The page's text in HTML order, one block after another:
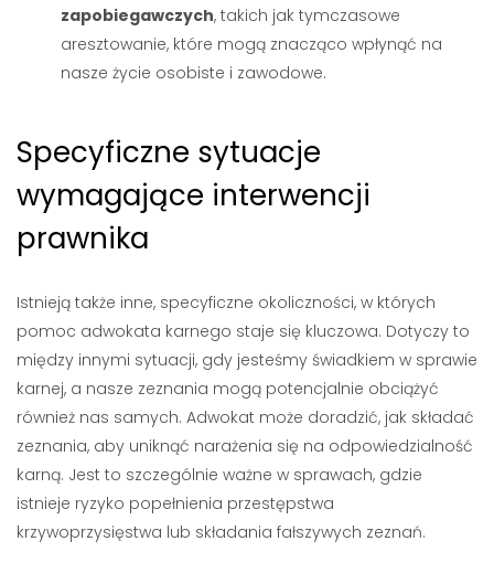
zapobiegawczych, takich jak tymczasowe
aresztowanie, które mogą znacząco wpłynąć na
nasze życie osobiste i zawodowe.
Specyficzne sytuacje
wymagające interwencji
prawnika
Istnieją także inne, specyficzne okoliczności, w których
pomoc adwokata karnego staje się kluczowa. Dotyczy to
między innymi sytuacji, gdy jesteśmy świadkiem w sprawie
karnej, a nasze zeznania mogą potencjalnie obciążyć
również nas samych. Adwokat może doradzić, jak składać
zeznania, aby uniknąć narażenia się na odpowiedzialność
karną. Jest to szczególnie ważne w sprawach, gdzie
istnieje ryzyko popełnienia przestępstwa
krzywoprzysięstwa lub składania fałszywych zeznań.